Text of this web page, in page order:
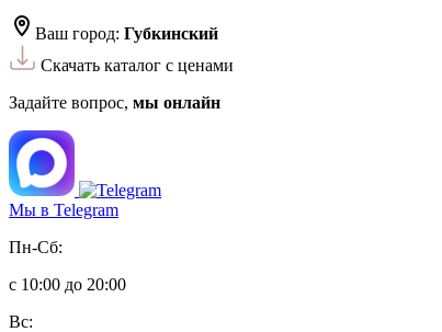
Ваш город: Губкинский
Скачать каталог с ценами
Задайте вопрос, мы онлайн
Мы в Telegram
Пн-Сб:
с 10:00 до 20:00
Вс: